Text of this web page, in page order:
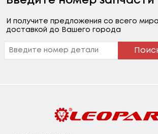
И получите предложения со всего
доставкой до Вашего города